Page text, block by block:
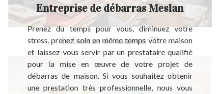
Débarras de maison 79
de
le
Entreprise de débarras Meslan
Prenez du temps pour vous, diminuez votre
stress, prenez soin en même temps votre maison
et laissez-vous servir par un prestataire qualifié
pour la mise en œuvre de votre projet de
débarras de maison. Si vous souhaitez obtenir
une prestation très professionnelle, nous vous
Le
peut